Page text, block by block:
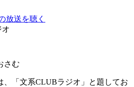
放送を聴く
オ
さむ
、「文系CLUBラジオ」と題してお